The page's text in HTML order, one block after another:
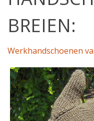
BREIEN:
Werkhandschoenen